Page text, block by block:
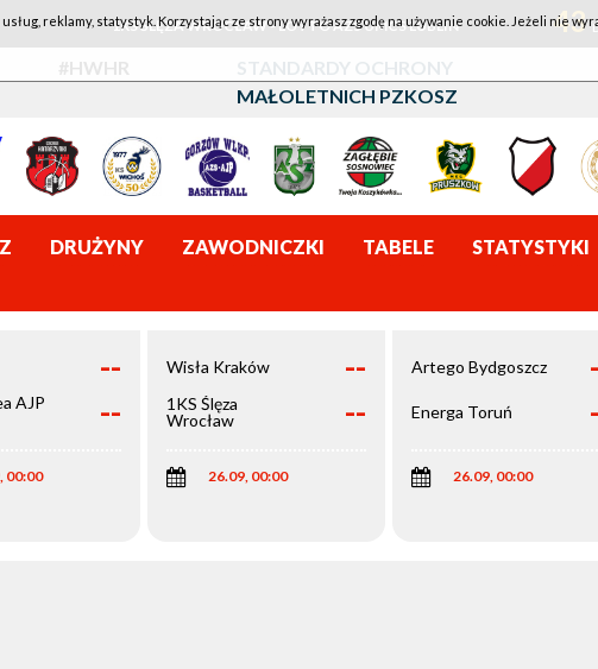
1KS ŚLĘZA WROCŁAW - LOTTO AZS UMCS LUBLIN 43
#HWHR
STANDARDY OCHRONY
MAŁOLETNICH PZKOSZ
DRUŻYNY ZAWODNICZKI TABELE STATYSTYKI
--
AJP
--
00:00
Wisła Kraków --
1KS Ślęza
Wrocław
--
26.09, 00:00
Artego Bydgoszcz
Energa Toruń
26.09, 00:00
reklamy, statystyk. Korzystając ze strony wyrażasz zgodę na używanie cookie. Jeżeli nie